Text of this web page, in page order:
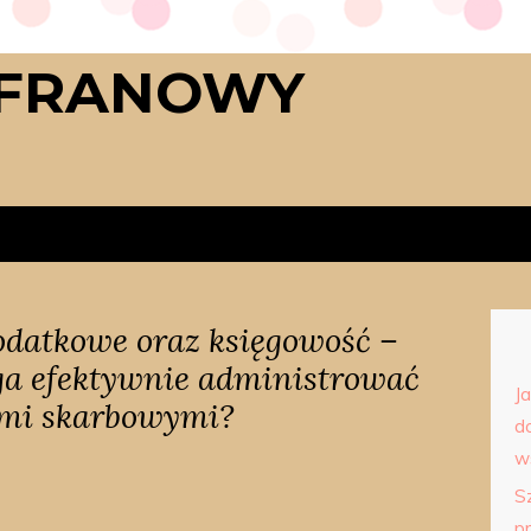
oraz księgowość –
efektywnie administrować
skarbowymi?